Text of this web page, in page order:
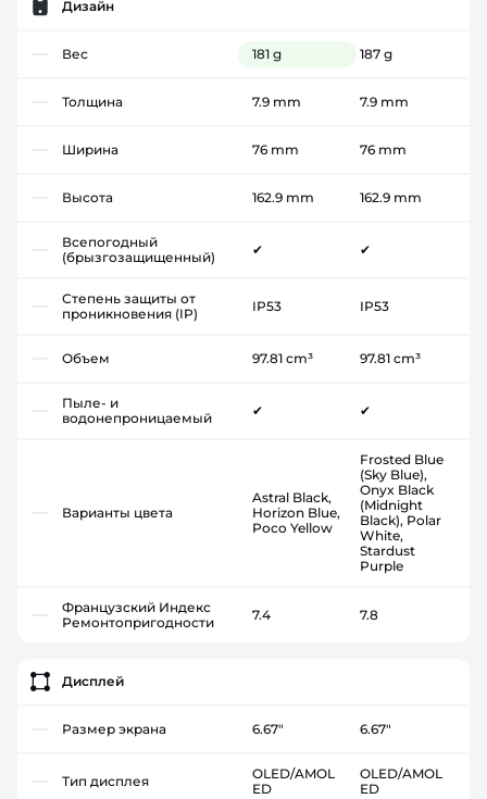
Дизайн
Вес 181 g 187 g
Толщина 7.9 mm 7.9 mm
Ширина 76 mm 76 mm
Высота 162.9 mm 162.9 mm
Всепогодный
(брызгозащищенный)
✔ ✔
Степень защиты от
проникновения (IP)
IP53 IP53
Объем 97.81 cm³ 97.81 cm³
Пыле- и
водонепроницаемый
✔ ✔
Варианты цвета
Astral Black,
Horizon Blue,
Poco Yellow
Frosted Blue
(Sky Blue),
Onyx Black
(Midnight
Black), Polar
White,
Stardust
Purple
Французский Индекс
Ремонтопригодности
7.4 7.8
Дисплей
Размер экрана 6.67" 6.67"
Тип дисплея
OLED/AMOL
ED
OLED/AMOL
ED